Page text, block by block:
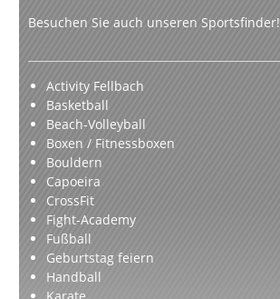
Besuchen Sie auch unseren Sportsfinder!
Activity Fellbach
Basketball
Beach-Volleyball
Boxen / Fitnessboxen
Bouldern
Capoeira
CrossFit
Fight-Academy
Fußball
Geburtstag feiern
Handball